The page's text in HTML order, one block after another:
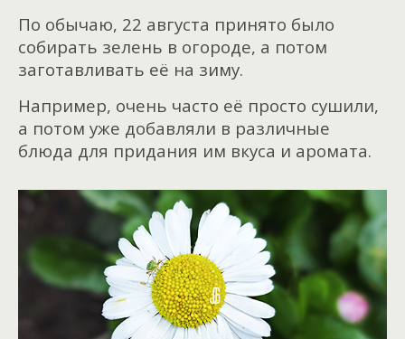
По обычаю, 22 августа принято было
собирать зелень в огороде, а потом
заготавливать её на зиму.
Например, очень часто её просто сушили,
а потом уже добавляли в различные
блюда для придания им вкуса и аромата.